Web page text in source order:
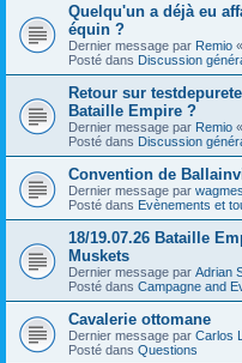
Quelqu'un a déjà eu
équin ?
Dernier message par Remio «
Posté dans Discussion
Retour sur
Bataille Empire ?
Dernier message par Remio «
Posté dans Discussion
Convention de
Dernier message par
Posté dans Evènements et
18/19.07.26 Bataille
Muskets
Dernier message par Adrian
Posté dans Campagne and
Cavalerie ottomane
Dernier message par Carlos
Posté dans Questions